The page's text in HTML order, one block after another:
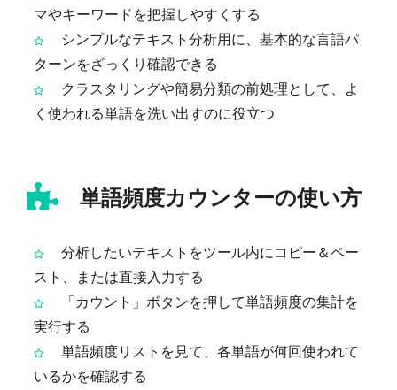
マやキーワードを把握しやすくする
シンプルなテキスト分析用に、基本的な言語パ
ターンをざっくり確認できる
クラスタリングや簡易分類の前処理として、よ
く使われる単語を洗い出すのに役立つ
単語頻度カウンターの使い方
分析したいテキストをツール内にコピー＆ペー
スト、または直接入力する
「カウント」ボタンを押して単語頻度の集計を
実行する
単語頻度リストを見て、各単語が何回使われて
いるかを確認する